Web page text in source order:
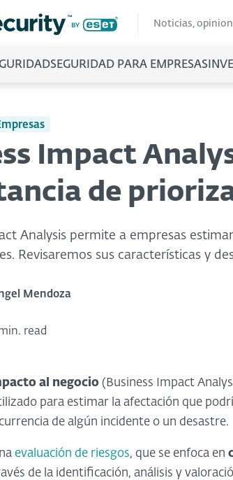
Noticias,
SEGURIDAD PARA EMPRESAS
Impact
de
Analysis permite a empresas
Revisaremos sus características y
Mendoza
read
al negocio (Business Impact
para estimar la afectación que
de algún incidente o un desastre.
evaluación de riesgos, que se enfoca en
de la identificación, análisis y